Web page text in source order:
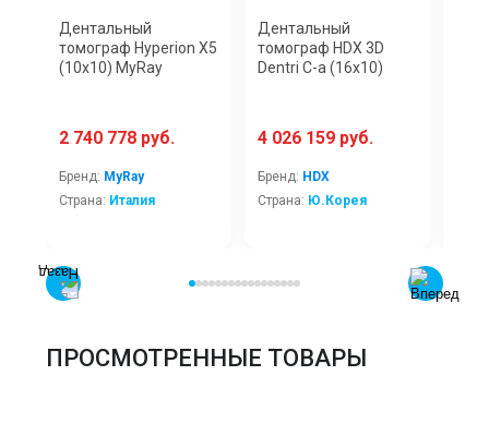
Дентальный
томограф Hyperion X5
(10x10) MyRay
2 740 778 руб.
Бренд: MyRay
Страна: Италия
Дентальный
томограф HDX 3D
Dentri C-a (16х10)
4 026 159 руб.
Бренд: HDX
Страна: Ю.Корея
ПРОСМОТРЕННЫЕ ТОВАРЫ